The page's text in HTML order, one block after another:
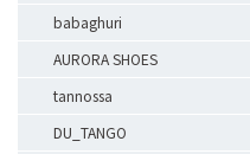
babaghuri
AURORA SHOES
tannossa
DU_TANGO